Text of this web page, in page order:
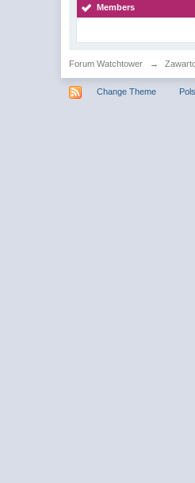
Members
Forum Watchtower →
Change Theme